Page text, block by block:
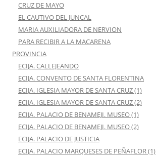
CRUZ DE MAYO
EL CAUTIVO DEL JUNCAL
MARIA AUXILIADORA DE NERVION
PARA RECIBIR A LA MACARENA
PROVINCIA
ECIJA. CALLEJEANDO
ECIJA. CONVENTO DE SANTA FLORENTINA
ECIJA. IGLESIA MAYOR DE SANTA CRUZ (1)
ECIJA. IGLESIA MAYOR DE SANTA CRUZ (2)
ECIJA. PALACIO DE BENAMEJI. MUSEO (1)
ECIJA. PALACIO DE BENAMEJI. MUSEO (2)
ECIJA. PALACIO DE JUSTICIA
ECIJA. PALACIO MARQUESES DE PEÑAFLOR (1)